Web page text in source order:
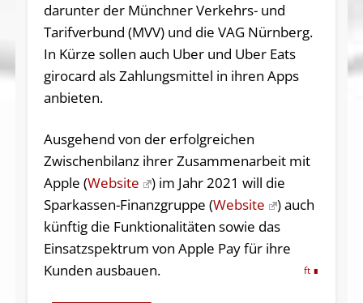
darunter der Münchner Verkehrs- und
Tarifverbund (MVV) und die VAG Nürnberg.
In Kürze sollen auch Uber und Uber Eats
girocard als Zahlungsmittel in ihren Apps
anbieten.
Ausgehend von der erfolgreichen
Zwischenbilanz ihrer Zusammenarbeit mit
Apple (Website
) im Jahr 2021 will die
Sparkassen-Finanzgruppe (Website
) auch
künftig die Funktionalitäten sowie das
Einsatzspektrum von Apple Pay für ihre
Kunden ausbauen.
ft